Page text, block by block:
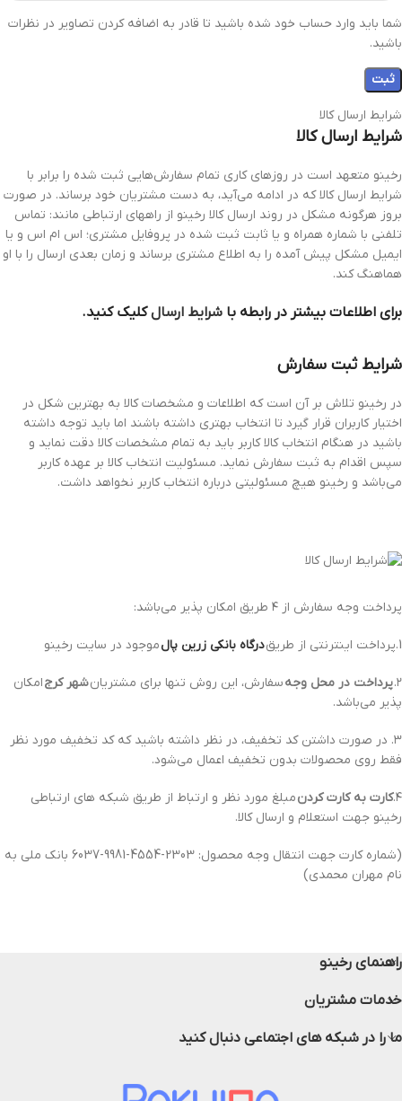
شما باید وارد حساب خود شده باشید تا قادر به اضافه کردن تصاویر در نظرات
باشید.
شرایط ارسال کالا
شرایط ارسال کالا
رخینو متعهد است در روزهای کاری تمام سفارش‌هایی ثبت شده را برابر با
شرایط ارسال کالا که در ادامه می‌آید، به دست مشتریان خود برساند. در صورت
بروز هرگونه مشکل در روند ارسال کالا رخینو از راههای ارتباطی مانند: تماس
تلفنی با شماره همراه و یا ثابت ثبت شده در پروفایل مشتری؛ اس ام اس و یا
ایمیل مشکل پیش آمده را به اطلاع مشتری برساند و زمان بعدی ارسال را با او
هماهنگ کند.
برای اطلاعات بیشتر در رابطه با شرایط ارسال کلیک کنید.
شرایط ثبت سفارش
در رخینو تلاش بر آن است که اطلاعات و مشخصات کالا به بهترین شکل در
اختیار کاربران قرار گیرد تا انتخاب بهتری داشته باشند اما باید توجه داشته
باشید در هنگام انتخاب کالا کاربر باید به تمام مشخصات کالا دقت نماید و
سپس اقدام به ثبت سفارش نماید. مسئولیت انتخاب کالا بر عهده کاربر
می‌باشد و رخینو هیچ مسئولیتی درباره انتخاب کاربر نخواهد داشت.
پرداخت وجه سفارش از ۴ طریق امکان پذیر می‌باشد:
1.پرداخت اینترنتی از طریق درگاه‌ بانکی زرین پالموجود در سایت رخینو
۲. پرداخت در محل وجهسفارش، این روش تنها برای مشتریانشهر کرجامکان
پذیر می‌باشد.
۳. در صورت داشتن کد تخفیف، در نظر داشته باشید که کد تخفیف مورد نظر
فقط روی محصولات بدون تخفیف اعمال می‌شود.
۴.کارت به کارت کردنمبلغ مورد نظر و ارتباط از طریق شبکه های ارتباطی
رخینو جهت استعلام و ارسال کالا.
(شماره کارت جهت انتقال وجه محصول: 2303-4554-9981-6037 بانک ملی به
نام مهران محمدی)
راهنمای رخینو
خدمات مشتریان
ما را در شبکه های اجتماعی دنبال کنید